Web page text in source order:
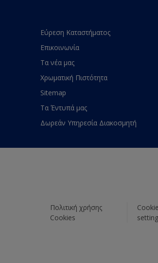
Εύρεση Καταστήματος
Επικοινωνία
Τα νέα μας
Χρωματική Πιστότητα
Sitemap
Τα Έντυπά μας
Δωρεάν Υπηρεσία Διακοσμητή
Πολιτική χρήσης
Cookies
Cookie